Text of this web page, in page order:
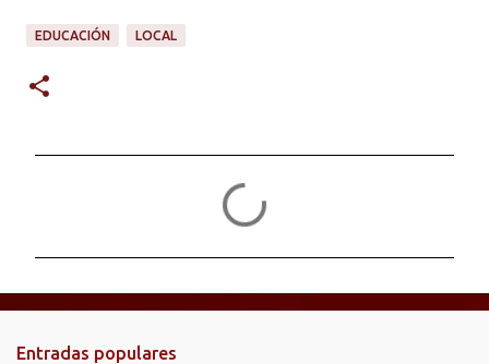
EDUCACIÓN LOCAL
n
t
Entradas populares